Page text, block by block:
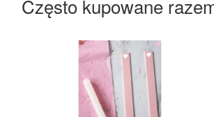
Często kupowane